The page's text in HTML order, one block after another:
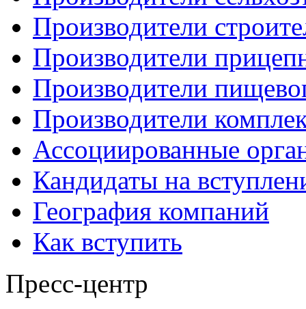
Производители
Производители
Производители
Производители
Ассоциированные
Кандидаты на
География компаний
Как вступить
Пресс-центр